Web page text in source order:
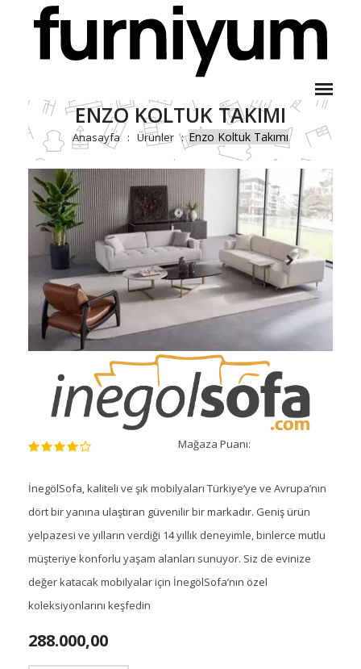
ENZO KOLTUK TAKIMI
Anasayfa Ürünler Enzo Koltuk Takımı
Mağaza Puanı:
İnegölSofa, kaliteli ve şık mobilyaları Türkiye’ye ve Avrupa’nın
dört bir yanına ulaştıran güvenilir bir markadır. Geniş ürün
yelpazesi ve yılların verdiği 14 yıllık deneyimle, binlerce mutlu
müşteriye konforlu yaşam alanları sunuyor. Siz de evinize
değer katacak mobilyalar için İnegölSofa’nın özel
koleksiyonlarını keşfedin
288.000,00